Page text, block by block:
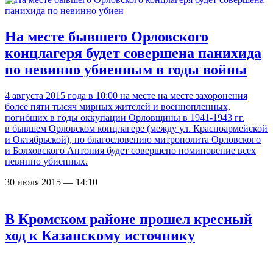
На месте бывшего Орловского
концлагеря будет совершена панихида
по невинно убиенным в годы войны
4 августа 2015 года в 10:00 на месте на месте захоронения
более пяти тысяч мирных жителей и военнопленных,
погибших в годы оккупации Орловщины в 1941-1943 гг.
в бывшем Орловском концлагере (между ул. Красноармейской
и Октябрьской), по благословению митрополита Орловского
и Болховского Антония будет совершено поминовение всех
невинно убиенных.
30 июля 2015 — 14:10
В Кромском районе прошел кресный
ход к Казанскому источнику